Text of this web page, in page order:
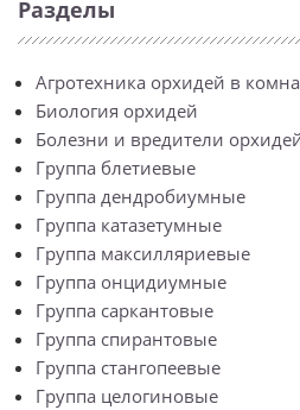
Разделы
Агротехника орхидей в
Биология орхидей
Болезни и вредители
Группа блетиевые
Группа дендробиумные
Группа катазетумные
Группа максилляриевые
Группа онцидиумные
Группа саркантовые
Группа спирантовые
Группа стангопеевые
Группа целогиновые